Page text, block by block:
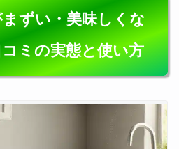
ずい・美味しくな
ミの実態と使い方